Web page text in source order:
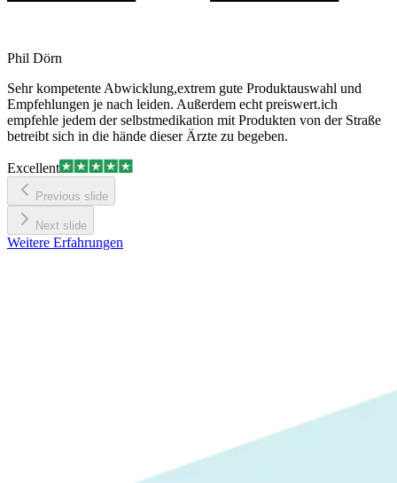
Phil Dörn
Sehr kompetente Abwicklung,extrem gute Produktauswahl und
Empfehlungen je nach leiden. Außerdem echt preiswert.ich
empfehle jedem der selbstmedikation mit Produkten von der Straße
betreibt sich in die hände dieser Ärzte zu begeben.
Excellent
Previous slide
Next slide
Weitere Erfahrungen